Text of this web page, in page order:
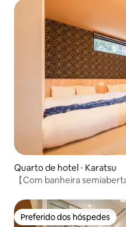
Quarto de hotel ⋅ Karatsu
【Com banheira
Preferido dos hóspedes
Preferido dos hóspedes